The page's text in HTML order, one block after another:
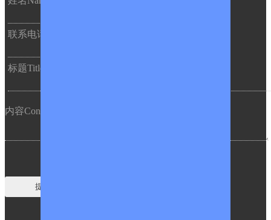
联系电话
标题Title
内容Content